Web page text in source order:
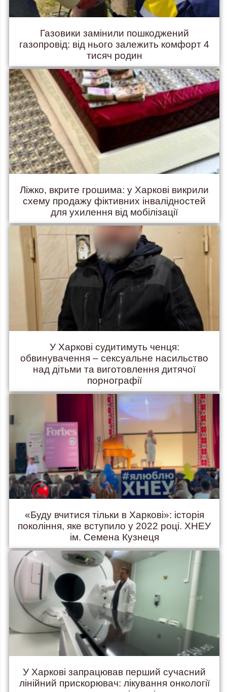
Газовики замінили пошкоджений
газопровід: від нього залежить комфорт 4
тисяч родин
Ліжко, вкрите грошима: у Харкові викрили
схему продажу фіктивних інвалідностей
для ухилення від мобілізації
У Харкові судитимуть ченця:
обвинувачення – сексуальне насильство
над дітьми та виготовлення дитячої
порнографії
«Буду вчитися тільки в Харкові»: історія
покоління, яке вступило у 2022 році. ХНЕУ
ім. Семена Кузнеця
У Харкові запрацював перший сучасний
лінійний прискорювач: лікування онкології